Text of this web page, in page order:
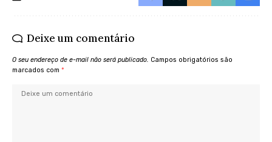
Deixe um comentário
O seu endereço de e-mail não será publicado. Campos obrigatórios são
marcados com *